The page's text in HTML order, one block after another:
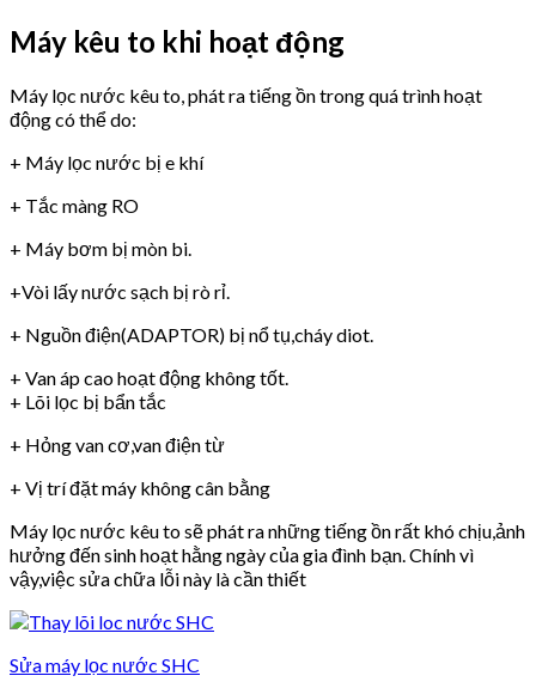
Máy kêu to khi hoạt động
Máy lọc nước kêu to, phát ra tiếng ồn trong quá trình hoạt
động có thể do:
+ Máy lọc nước bị e khí
+ Tắc màng RO
+ Máy bơm bị mòn bi.
+Vòi lấy nước sạch bị rò rỉ.
+ Nguồn điện(ADAPTOR) bị nổ tụ,cháy diot.
+ Van áp cao hoạt động không tốt.
+ Lõi lọc bị bẩn tắc
+ Hỏng van cơ,van điện từ
+ Vị trí đặt máy không cân bằng
Máy lọc nước kêu to sẽ phát ra những tiếng ồn rất khó chịu,ảnh
hưởng đến sinh hoạt hằng ngày của gia đình bạn. Chính vì
vậy,việc sửa chữa lỗi này là cần thiết
Sửa máy lọc nước SHC